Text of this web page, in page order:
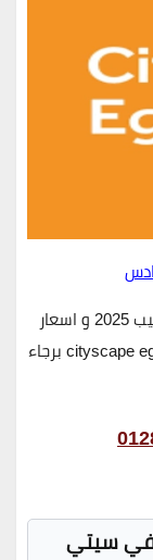
للحجز والاستعلام عن موعد معرض سيتي سكيب 2025 و اسعار
و عروض معرض سيتي سكيب مصر 2025 cityscape egypt برجاء
في سيتي